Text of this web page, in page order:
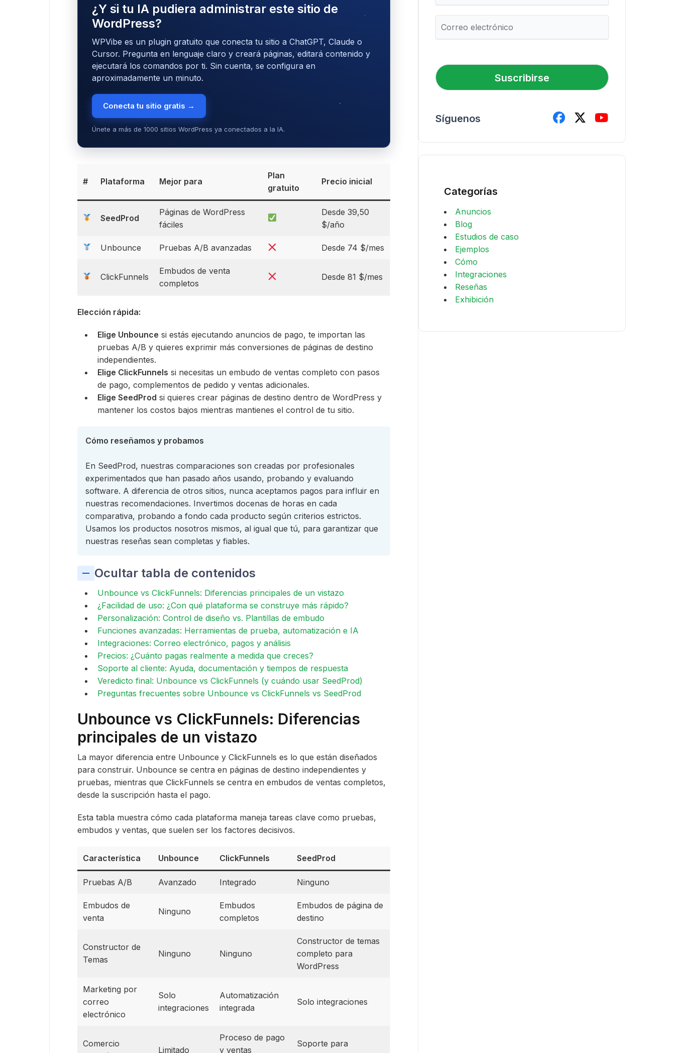
¿Y si tu IA pudiera administrar este sitio de
WordPress?
WPVibe es un plugin gratuito que conecta tu sitio a ChatGPT, Claude o
Cursor. Pregunta en lenguaje claro y creará páginas, editará contenido y
ejecutará los comandos por ti. Sin cuenta, se configura en
aproximadamente un minuto.
Conecta tu sitio gratis →
Únete a más de 1000 sitios WordPress ya conectados a la IA.
# Plataforma Mejor para
Plan
gratuito
Precio inicial
SeedProd
Páginas de WordPress
fáciles
Desde 39,50
$/año
Unbounce Pruebas A/B avanzadas Desde 74 $/mes
ClickFunnels
Embudos de venta
completos
Desde 81 $/mes
Elección rápida:
Elige Unbounce si estás ejecutando anuncios de pago, te importan las
pruebas A/B y quieres exprimir más conversiones de páginas de destino
independientes.
Elige ClickFunnels si necesitas un embudo de ventas completo con pasos
de pago, complementos de pedido y ventas adicionales.
Elige SeedProd si quieres crear páginas de destino dentro de WordPress y
mantener los costos bajos mientras mantienes el control de tu sitio.
Cómo reseñamos y probamos
En SeedProd, nuestras comparaciones son creadas por profesionales
experimentados que han pasado años usando, probando y evaluando
software. A diferencia de otros sitios, nunca aceptamos pagos para influir en
nuestras recomendaciones. Invertimos docenas de horas en cada
comparativa, probando a fondo cada producto según criterios estrictos.
Usamos los productos nosotros mismos, al igual que tú, para garantizar que
nuestras reseñas sean completas y fiables.
Ocultar tabla de contenidos
Unbounce vs ClickFunnels: Diferencias principales de un vistazo
¿Facilidad de uso: ¿Con qué plataforma se construye más rápido?
Personalización: Control de diseño vs. Plantillas de embudo
Funciones avanzadas: Herramientas de prueba, automatización e IA
Integraciones: Correo electrónico, pagos y análisis
Precios: ¿Cuánto pagas realmente a medida que creces?
Soporte al cliente: Ayuda, documentación y tiempos de respuesta
Veredicto final: Unbounce vs ClickFunnels (y cuándo usar SeedProd)
Preguntas frecuentes sobre Unbounce vs ClickFunnels vs SeedProd
Unbounce vs ClickFunnels: Diferencias
principales de un vistazo
La mayor diferencia entre Unbounce y ClickFunnels es lo que están diseñados
para construir. Unbounce se centra en páginas de destino independientes y
pruebas, mientras que ClickFunnels se centra en embudos de ventas completos,
desde la suscripción hasta el pago.
Esta tabla muestra cómo cada plataforma maneja tareas clave como pruebas,
embudos y ventas, que suelen ser los factores decisivos.
Característica Unbounce ClickFunnels SeedProd
Pruebas A/B Avanzado Integrado Ninguno
Embudos de
venta
Ninguno
Embudos
completos
Embudos de página de
destino
Constructor de
Temas
Ninguno Ninguno
Constructor de temas
completo para
WordPress
Marketing por
correo
electrónico
Solo
integraciones
Automatización
integrada
Solo integraciones
Comercio
Limitado
Proceso de pago
y ventas
Soporte para
m
b
r
o
e
t
ó
Suscribirse
Síguenos
Categorías
Anuncios
Blog
Estudios de caso
Ejemplos
Cómo
Integraciones
Reseñas
Exhibición